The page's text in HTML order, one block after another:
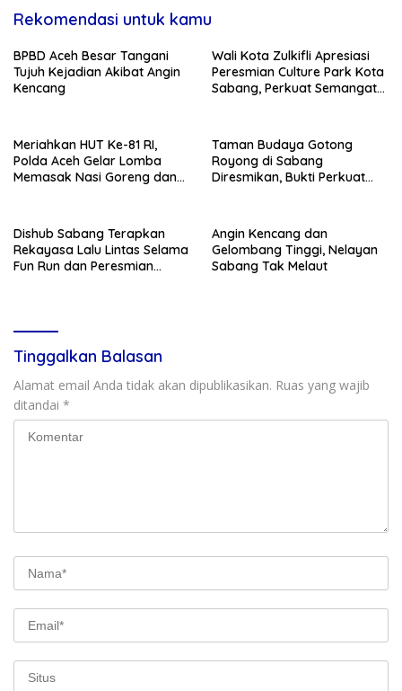
Rekomendasi untuk kamu
BPBD Aceh Besar Tangani
Tujuh Kejadian Akibat Angin
Kencang
Wali Kota Zulkifli Apresiasi
Peresmian Culture Park Kota
Sabang, Perkuat Semangat
Meriahkan HUT Ke-81 RI,
Polda Aceh Gelar Lomba
Memasak Nasi Goreng dan
Taman Budaya Gotong
Royong di Sabang
Diresmikan, Bukti Perkuat
Dishub Sabang Terapkan
Rekayasa Lalu Lintas Selama
Fun Run dan Peresmian
Angin Kencang dan
Gelombang Tinggi, Nelayan
Sabang Tak Melaut
Tinggalkan Balasan
Alamat email Anda tidak akan dipublikasikan. Ruas yang wajib
ditandai *